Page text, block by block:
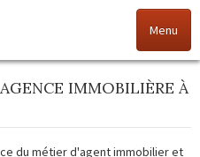
Menu
IMMOBILIÈRE À
du métier d'agent immobilier et